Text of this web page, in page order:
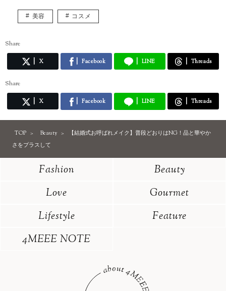
美容 コスメ
Share
X Facebook LINE Threads
Share
X Facebook LINE Threads
TOP Beauty
【結婚式お呼ばれメイク】普段どおりはNG！品と華やか
さをプラスして
Fashion
Beauty
Love
Gourmet
Lifestyle
Feature
4MEEE NOTE